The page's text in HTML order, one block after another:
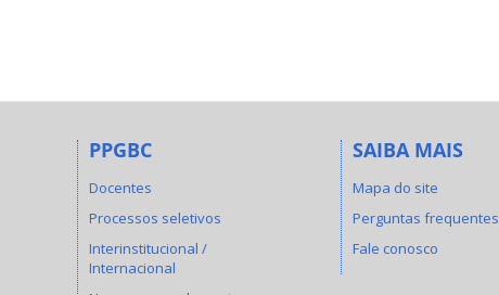
PPGBC
Docentes
Processos seletivos
Interinstitucional /
Internacional
SAIBA MAIS
Mapa do site
Perguntas frequentes
Fale conosco